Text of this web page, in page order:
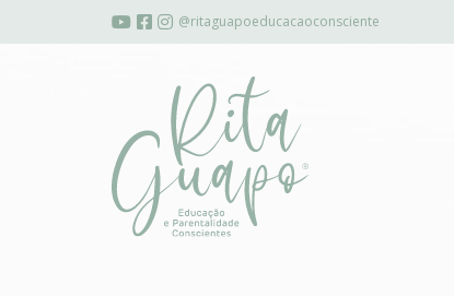
@ritaguapoeducacaoconsciente